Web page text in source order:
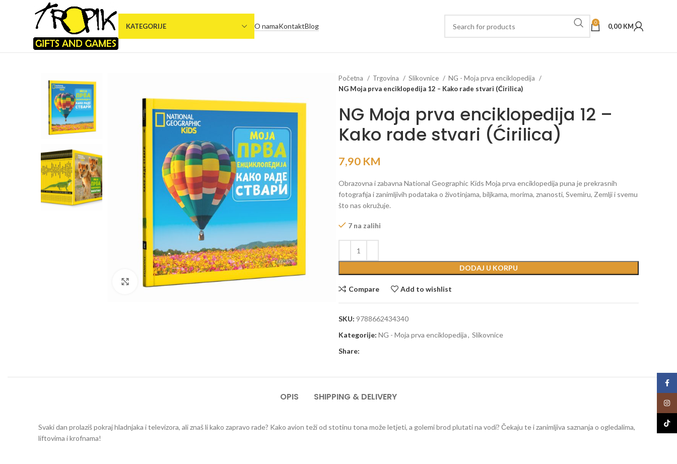
KATEGORIJE O namaKontaktBlog 0 0,00 KM
Click to enlarge
Početna Trgovina Slikovnice
NG - Moja prva enciklopedija
NG Moja prva enciklopedija 12 – Kako rade stvari (Ćirilica)
NG Moja prva enciklopedija 12 –
Kako rade stvari (Ćirilica)
7,90 KM
Obrazovna i zabavna National Geographic Kids Moja prva enciklopedija puna je prekrasnih
fotografija i zanimljivih podataka o životinjama, biljkama, morima, znanosti, Svemiru, Zemlji i svemu
što nas okružuje.
7 na zalihi
DODAJ U KORPU
Compare Add to wishlist
SKU: 9788662434340
Kategorije: NG - Moja prva enciklopedija, Slikovnice
Share:
OPIS SHIPPING & DELIVERY
Svaki dan prolaziš pokraj hladnjaka i televizora, ali znaš li kako zapravo rade? Kako avion teži od stotinu tona može letjeti, a golemi brod plutati na vodi? Čekaju te i zanimljiva saznanja o ogledalima,
liftovima i krofnama!